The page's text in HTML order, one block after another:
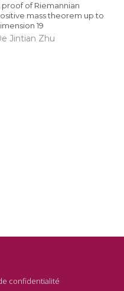
proof of Riemannian
mass theorem up to
19
Jintian Zhu
confidentialité